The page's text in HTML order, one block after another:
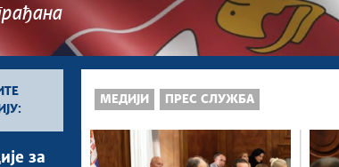
за
МЕДИЈИ ПРЕС СЛУЖБА